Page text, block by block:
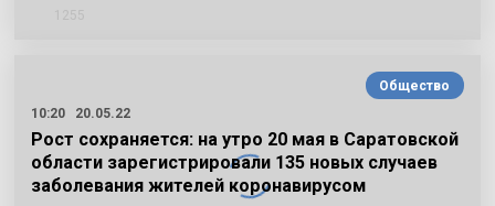
Общество
10:20
20.05.22
Рост сохраняется: на утро 20 мая в Саратовской
области зарегистрировали 135 новых случаев
заболевания жителей коронавирусом